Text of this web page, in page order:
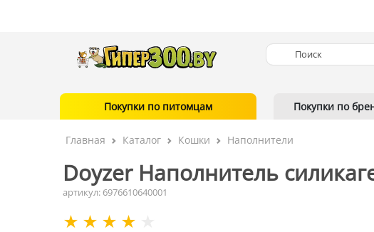
Покупки по питомцам Покупки по
Главная Каталог Кошки Наполнители
Doyzer Наполнитель
артикул: 6976610640001